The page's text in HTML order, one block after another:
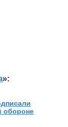
»:
обороне